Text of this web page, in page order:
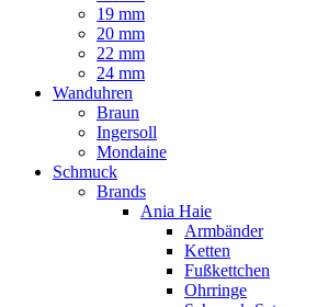
19 mm
20 mm
22 mm
24 mm
Wanduhren
Braun
Ingersoll
Mondaine
Schmuck
Brands
Ania Haie
Armbänder
Ketten
Fußkettchen
Ohrringe